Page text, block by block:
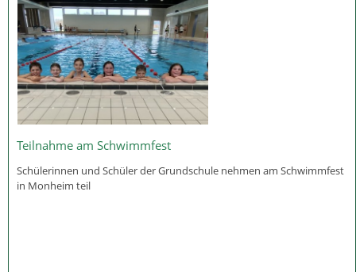
Teilnahme am Schwimmfest
Schülerinnen und Schüler der Grundschule nehmen am Schwimmfest
in Monheim teil